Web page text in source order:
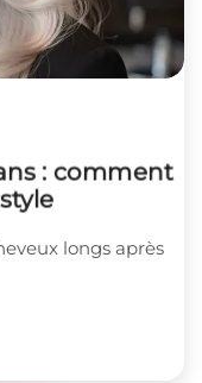
: comment
longs après